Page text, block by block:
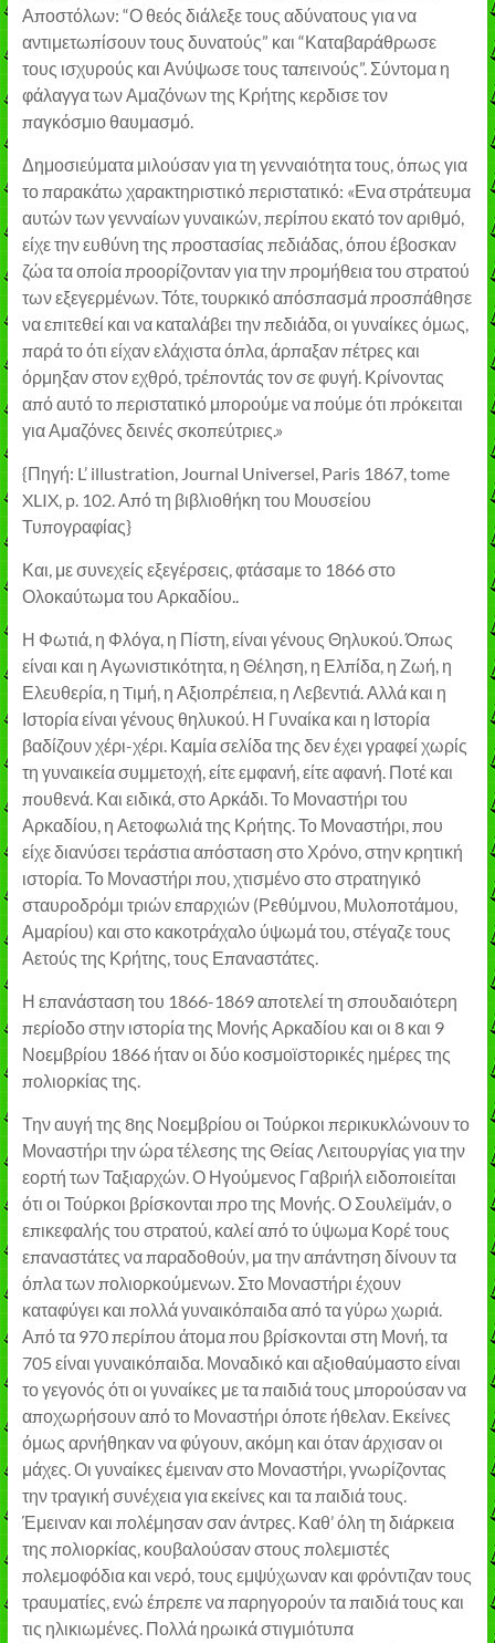
Αποστόλων: “Ο θεός διάλεξε τους αδύνατους για να
αντιμετωπίσουν τους δυνατούς” και “Καταβαράθρωσε
τους ισχυρούς και Ανύψωσε τους ταπεινούς”. Σύντομα η
φάλαγγα των Αμαζόνων της Κρήτης κερδισε τον
παγκόσμιο θαυμασμό.
Δημοσιεύματα μιλούσαν για τη γενναιότητα τους, όπως για
το παρακάτω χαρακτηριστικό περιστατικό: «Ενα στράτευμα
αυτών των γενναίων γυναικών, περίπου εκατό τον αριθμό,
είχε την ευθύνη της προστασίας πεδιάδας, όπου έβοσκαν
ζώα τα οποία προορίζονταν για την προμήθεια του στρατού
των εξεγερμένων. Τότε, τουρκικό απόσπασμά προσπάθησε
να επιτεθεί και να καταλάβει την πεδιάδα, οι γυναίκες όμως,
παρά το ότι είχαν ελάχιστα όπλα, άρπαξαν πέτρες και
όρμηξαν στον εχθρό, τρέποντάς τον σε φυγή. Κρίνοντας
από αυτό το περιστατικό μπορούμε να πούμε ότι πρόκειται
για Αμαζόνες δεινές σκοπεύτριες.»
{Πηγή: L’ illustration, Journal Universel, Paris 1867, tome
XLIX, p. 102. Από τη βιβλιοθήκη του Μουσείου
Τυπογραφίας}
Και, με συνεχείς εξεγέρσεις, φτάσαμε το 1866 στο
Ολοκαύτωμα του Αρκαδίου..
Η Φωτιά, η Φλόγα, η Πίστη, είναι γένους Θηλυκού. Όπως
είναι και η Αγωνιστικότητα, η Θέληση, η Ελπίδα, η Ζωή, η
Ελευθερία, η Tιμή, η Αξιοπρέπεια, η Λεβεντιά. Αλλά και η
Ιστορία είναι γένους θηλυκού. Η Γυναίκα και η Ιστορία
βαδίζουν χέρι-χέρι. Καμία σελίδα της δεν έχει γραφεί χωρίς
τη γυναικεία συμμετοχή, είτε εμφανή, είτε αφανή. Ποτέ και
πουθενά. Και ειδικά, στο Αρκάδι. Το Μοναστήρι του
Αρκαδίου, η Αετοφωλιά της Κρήτης. Το Μοναστήρι, που
είχε διανύσει τεράστια απόσταση στο Χρόνο, στην κρητική
ιστορία. Το Μοναστήρι που, χτισμένο στο στρατηγικό
σταυροδρόμι τριών επαρχιών (Ρεθύμνου, Μυλοποτάμου,
Αμαρίου) και στο κακοτράχαλο ύψωμά του, στέγαζε τους
Αετούς της Κρήτης, τους Επαναστάτες.
Η επανάσταση του 1866-1869 αποτελεί τη σπουδαιότερη
περίοδο στην ιστορία της Μονής Αρκαδίου και οι 8 και 9
Νοεμβρίου 1866 ήταν οι δύο κοσμοϊστορικές ημέρες της
πολιορκίας της.
Την αυγή της 8ης Νοεμβρίου οι Τούρκοι περικυκλώνουν το
Μοναστήρι την ώρα τέλεσης της Θείας Λειτουργίας για την
εορτή των Ταξιαρχών. Ο Ηγούμενος Γαβριήλ ειδοποιείται
ότι οι Τούρκοι βρίσκονται προ της Μονής. Ο Σουλεϊμάν, ο
επικεφαλής του στρατού, καλεί από το ύψωμα Κορέ τους
επαναστάτες να παραδοθούν, μα την απάντηση δίνουν τα
όπλα των πολιορκούμενων. Στο Μοναστήρι έχουν
καταφύγει και πολλά γυναικόπαιδα από τα γύρω χωριά.
Από τα 970 περίπου άτομα που βρίσκονται στη Μονή, τα
705 είναι γυναικόπαιδα. Μοναδικό και αξιοθαύμαστο είναι
το γεγονός ότι οι γυναίκες με τα παιδιά τους μπορούσαν να
αποχωρήσουν από το Μοναστήρι όποτε ήθελαν. Εκείνες
όμως αρνήθηκαν να φύγουν, ακόμη και όταν άρχισαν οι
μάχες. Οι γυναίκες έμειναν στο Μοναστήρι, γνωρίζοντας
την τραγική συνέχεια για εκείνες και τα παιδιά τους.
Έμειναν και πολέμησαν σαν άντρες. Καθ’ όλη τη διάρκεια
της πολιορκίας, κουβαλούσαν στους πολεμιστές
πολεμοφόδια και νερό, τους εμψύχωναν και φρόντιζαν τους
τραυματίες, ενώ έπρεπε να παρηγορούν τα παιδιά τους και
τις ηλικιωμένες. Πολλά ηρωικά στιγμιότυπα